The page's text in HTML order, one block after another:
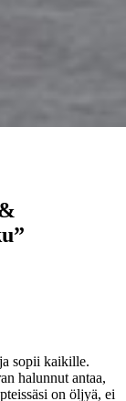
sopii kaikille.
halunnut antaa,
on öljyä, ei